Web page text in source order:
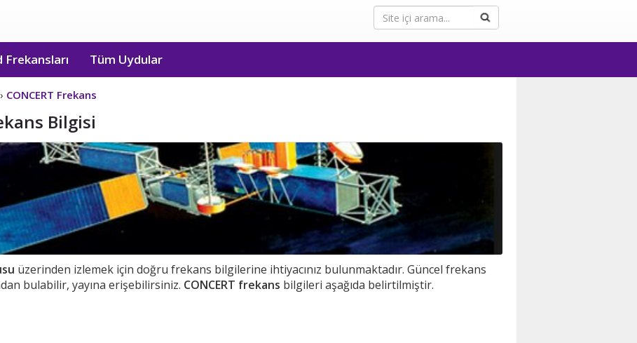
Tüm Uydular
› CONCERT Frekans
Bilgisi
üzerinden izlemek için doğru frekans bilgilerine ihtiyacınız bulunmaktadır. Güncel frekans
bulabilir, yayına erişebilirsiniz. CONCERT frekans bilgileri aşağıda belirtilmiştir.